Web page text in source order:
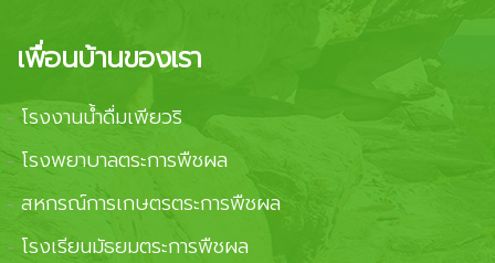
เพื่อนบ้านของเรา
-โรงงานน้ำดื่มเพียวริ
- โรงพยาบาลตระการพืชผล
- สหกรณ์การเกษตรตระการพืชผล
- โรงเรียนมัธยมตระการพืชผล